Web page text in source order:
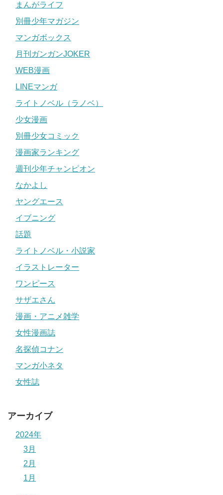
非公表となっているので、松本自体も本当の苗字か分かり
ません。
また、3姉妹のフーちゃん、スーちゃん、チーちゃんは、本
名の頭文字をとったものでは？と推測されています。
フーちゃんはフウカやフミカ、スーちゃんはスズカやスミ
レ、チーちゃんはチカやチヒロなどが予想として挙がって
います。
関連記事 島袋全優の顔,本名,性別を調査!手術で三重県へ引っ越し?
松本ぷりっつの旦那や結婚相手は？離婚した？
引用元：すくパラ倶楽部NEWS
という噂がありました。
実際には、
なぜそんな噂が流れたのかというと、ブログをリニューア
ルした際に、旧ブログにあったカテゴリー「父」が新ブロ
グにはなかったことが原因のようです。
まんがライフ
別冊少年マガジン
マンガボックス
月刊ガンガンJOKER
WEB漫画
LINEマンガ
ライトノベル（ラノベ）
少女漫画
別冊少女コミック
漫画家ランキング
週刊少年チャンピオン
なかよし
ヤングエース
イブニング
話題
ライトノベル・小説家
イラストレーター
ワンピース
サザエさん
漫画・アニメ雑学
女性漫画誌
名探偵コナン
マンガ小ネタ
女性誌
アーカイブ
2024年
3月
2月
1月